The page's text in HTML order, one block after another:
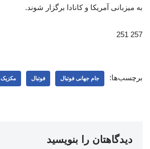
به میزبانی آمریکا و کانادا برگزار شوند.
257 251
برچسب‌ها: جام جهانی فوتبال فوتبال مکزیک
دیدگاهتان را بنویسید